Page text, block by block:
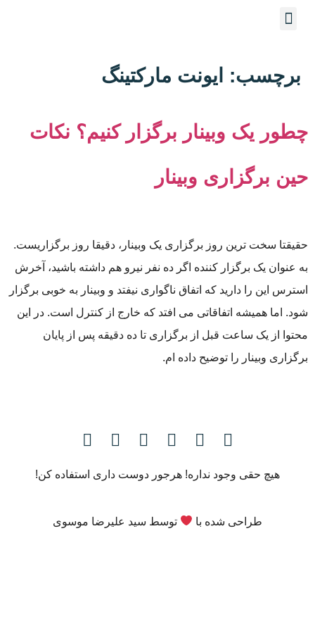
برچسب: ایونت مارکتینگ
چطور یک وبینار برگزار کنیم؟ نکات
حین برگزاری وبینار
حقیقتا سخت ترین روز برگزاری یک وبینار،‌ دقیقا روز برگزاریست.
به عنوان یک برگزار کننده اگر ده نفر نیرو هم داشته باشید، آخرش
استرس این را دارید که اتفاق ناگواری نیفتد و وبینار به خوبی برگزار
شود. اما همیشه اتفاقاتی می افتد که خارج از کنترل است. در این
محتوا از یک ساعت قبل از برگزاری تا ده دقیقه پس از پایان
برگزاری وبینار را توضیح داده ام.
هیچ حقی وجود نداره! هرجور دوست داری استفاده کن!
طراحی شده با توسط سید علیرضا موسوی